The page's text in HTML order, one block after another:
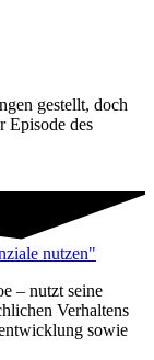
gestellt, doch
Episode des
– nutzt seine
Verhaltens
sowie